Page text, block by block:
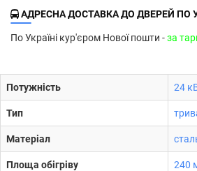
АДРЕСНА ДОСТАВКА ДО ДВЕРЕЙ ПО
По Україні кур'єром Нової пошти -за
Потужність 24
Тип
Матеріал
Площа обігріву 240